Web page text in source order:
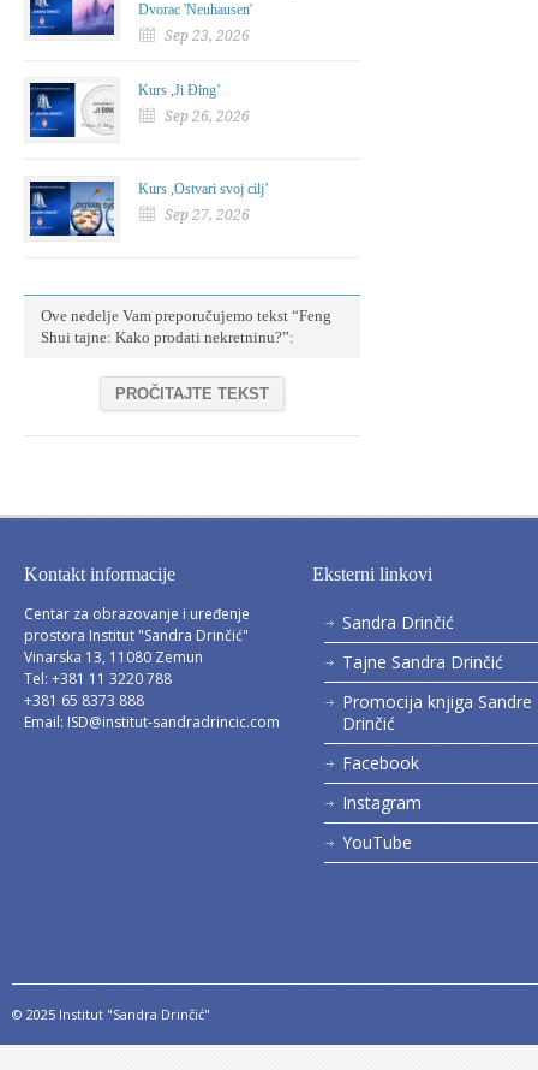
Dvorac 'Neuhausen'
Sep 23, 2026
Kurs ,Ji Đing’
Sep 26, 2026
Kurs ,Ostvari svoj cilj’
Sep 27, 2026
Ove nedelje Vam preporučujemo tekst “Feng
Shui tajne: Kako prodati nekretninu?”:
PROČITAJTE TEKST
Kontakt informacije
Centar za obrazovanje i uređenje
prostora Institut "Sandra Drinčić"
Vinarska 13, 11080 Zemun
Tel: +381 11 3220 788
+381 65 8373 888
Email: ISD@institut-sandradrincic.com
Eksterni linkovi
Sandra Drinčić
Tajne Sandra Drinčić
Promocija knjiga Sandre
Drinčić
Facebook
Instagram
YouTube
© 2025 Institut "Sandra Drinčić"